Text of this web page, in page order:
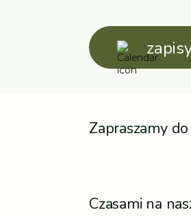
Zapraszamy
Czasami na